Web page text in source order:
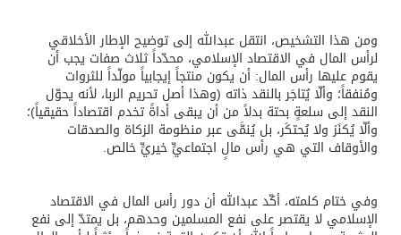
ومن هذا التشخيص، انتقل عبدالله إلى توضيح الإطار الأخلاقي
لرأس المال في الاقتصاد الإسلامي، محدّداً ثلاث صفات يجب أن
يقوم عليها رأس المال: أن يكون منتجاً إيجابياً مولّداً للثروات
ومُنفقاً؛ وألّا يُتاجَر بالنقد ذاته (وهذا أصل تحريم الربا، لأنه يحوّل
النقد إلى سلعةٍ بحتة بدلاً من أن يبقى أداةً تخدم اقتصاداً حقيقياً)؛
وألّا يُكنَز ولا يُحتكَر، بل يُنمَّى عبر منظومة الزكاة والصدقات
والأوقاف التي هي رأس مالٍ اجتماعيٍّ خيريٍّ خالص.
وفي ختام كلمته، أكّد عبدالله أن دور رأس المال في الاقتصاد
الإسلامي لا يقتصر على نفع المسلمين وحدهم، بل يمتدّ إلى نفع